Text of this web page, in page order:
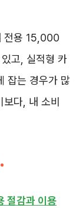
전용 15,000
고, 실적형 카
잡는 경우가 많
다, 내 소비
절감과 이용